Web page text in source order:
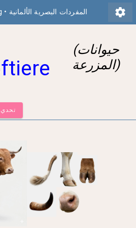
• المفردات البصرية الألمانية settings
(حيوانات
المزرعة)